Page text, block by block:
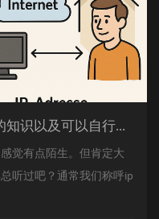
ipv6通识，一文让你了解ipv6的知识以及可以自行使用ipv6功能，手机开启ipv6，电脑开启ipv6，宽带开启ipv6等技巧。
觉有点陌生。但肯定大
听过吧？通常我们称呼ip